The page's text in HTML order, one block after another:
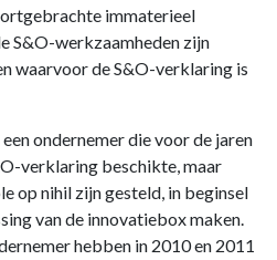
immaterieel
S&O-werkzaamheden zijn
waarvoor de S&O-verklaring is
ondernemer die voor de jaren
verklaring beschikte, maar
op nihil zijn gesteld, in beginsel
van de innovatiebox maken.
hebben in 2010 en 2011